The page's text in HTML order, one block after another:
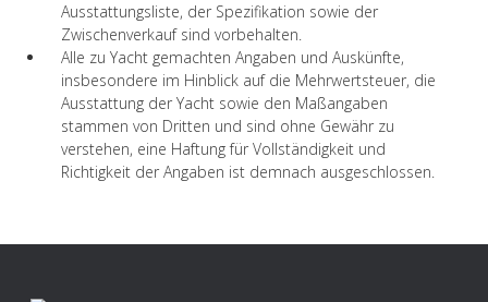
Ausstattungsliste, der Spezifikation sowie der
Zwischenverkauf sind vorbehalten.
Alle zu Yacht gemachten Angaben und Auskünfte,
insbesondere im Hinblick auf die Mehrwertsteuer, die
Ausstattung der Yacht sowie den Maßangaben
stammen von Dritten und sind ohne Gewähr zu
verstehen, eine Haftung für Vollständigkeit und
Richtigkeit der Angaben ist demnach ausgeschlossen.